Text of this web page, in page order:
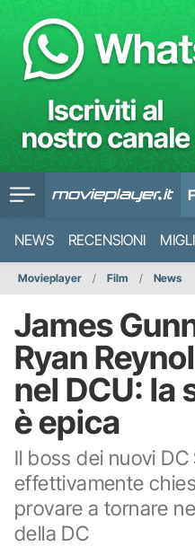
NEWS RECENSIONI
Movieplayer Film News
James
Ryan
nel DCU: la
è epica
Il boss dei nuovi
effettivamente
provare a tornare
della DC